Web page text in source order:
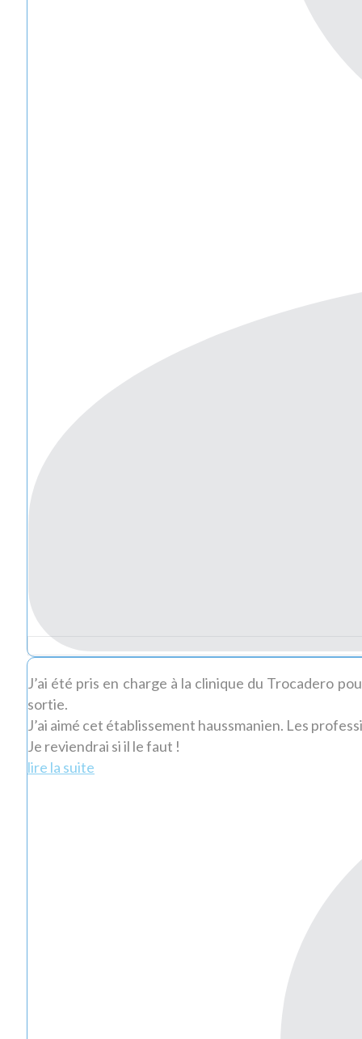
J’ai été pris en charge à la clinique du Trocadero
sortie.
J’ai aimé cet établissement haussmanien. Les
Je reviendrai si il le faut !
lire la suite